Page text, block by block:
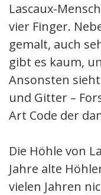
Lascaux-
vier Finger.
gemalt, auch
gibt es kaum,
Ansonsten
und Gitter –
Art Code der
Die Höhle von
Jahre alte
vielen Jahren